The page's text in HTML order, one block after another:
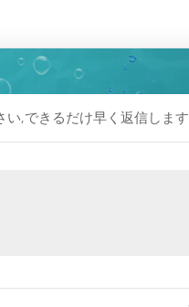
,できるだけ早く返信します.